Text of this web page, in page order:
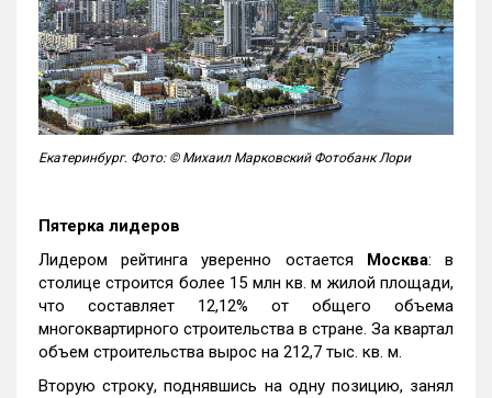
Екатеринбург. Фото: © Михаил Марковский Фотобанк Лори
Пятерка лидеров
Лидером рейтинга уверенно остается Москва: в
столице строится более 15 млн кв. м жилой площади,
что составляет 12,12% от общего объема
многоквартирного строительства в стране. За квартал
объем строительства вырос на 212,7 тыс. кв. м.
Вторую строку, поднявшись на одну позицию, занял